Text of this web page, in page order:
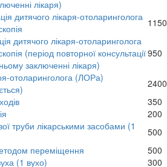
лікаря)
дитячого лікаря-отоларинголога 1150
дитячого лікаря-отоларинголога
(період повторної консультації
заключенні лікаря)
950
отоларинголога (ЛОРа)
2400
350
200
труби лікарськими засобами (1
500
переміщення
500
(1 вухо)
300